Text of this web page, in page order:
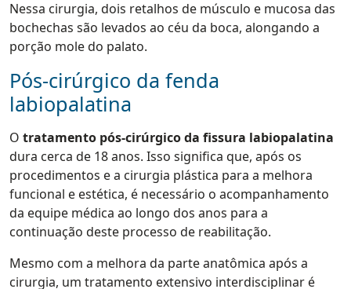
Nessa cirurgia, dois retalhos de músculo e mucosa das
bochechas são levados ao céu da boca, alongando a
porção mole do palato.
Pós-cirúrgico da fenda
labiopalatina
O tratamento pós-cirúrgico da fissura labiopalatina
dura cerca de 18 anos. Isso significa que, após os
procedimentos e a cirurgia plástica para a melhora
funcional e estética, é necessário o acompanhamento
da equipe médica ao longo dos anos para a
continuação deste processo de reabilitação.
Mesmo com a melhora da parte anatômica após a
cirurgia, um tratamento extensivo interdisciplinar é